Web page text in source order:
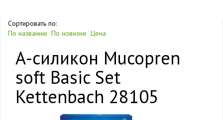
Сортировать по:
По названию По новизне Цена
А-силикон Mucopren
soft Basic Set
Kettenbach 28105